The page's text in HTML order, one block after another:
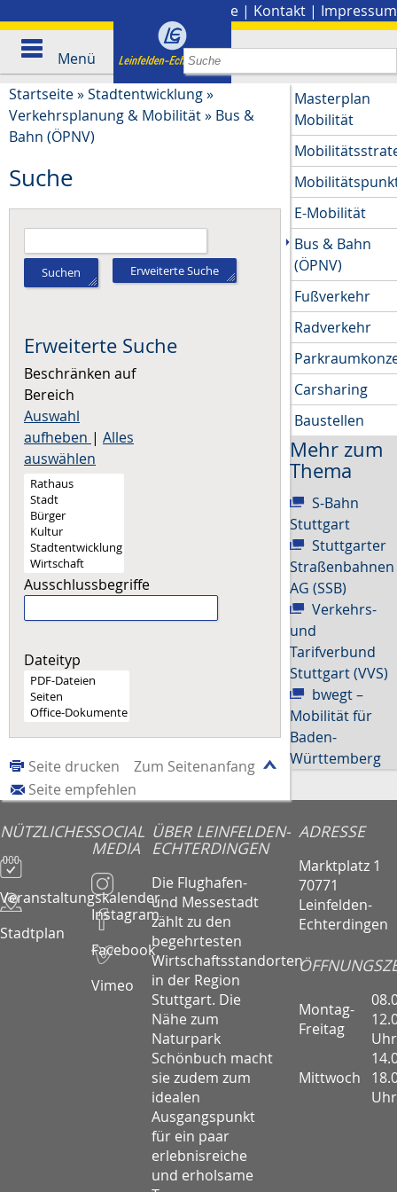
Presse | Kontakt | Impressum
Menü
Startseite»Stadtentwicklung»
Verkehrsplanung & Mobilität» Bus &
Bahn (ÖPNV)
Suche
Suchen Erweiterte Suche
Erweiterte Suche
Beschränken auf
Bereich
Auswahl
aufheben | Alles
auswählen
Ausschlussbegriffe
Dateityp
Zum Seitenanfang
Seite drucken
Seite empfehlen
Masterplan
Mobilität
E-Mobilität
Bus & Bahn
(ÖPNV)
Fußverkehr
Radverkehr
Carsharing
Baustellen
Mehr zum
Thema
S-Bahn
Stuttgart
Stuttgarter
Straßenbahnen
AG (SSB)
Verkehrs-
und
Tarifverbund
Stuttgart (VVS)
bwegt –
Mobilität für
Baden-
Württemberg
NÜTZLICHES
Veranstaltungskalender
Stadtplan
SOCIAL
MEDIA
Instagram
Facebook
Vimeo
ÜBER LEINFELDEN-
ECHTERDINGEN
Die Flughafen-
und Messestadt
zählt zu den
begehrtesten
Wirtschaftsstandorten
in der Region
Stuttgart. Die
Nähe zum
Naturpark
Schönbuch macht
sie zudem zum
idealen
Ausgangspunkt
für ein paar
erlebnisreiche
und erholsame
ADRESSE
Marktplatz 1
70771
Leinfelden-
Echterdingen
Montag-
Freitag
Uhr
Mittwoch
Uhr